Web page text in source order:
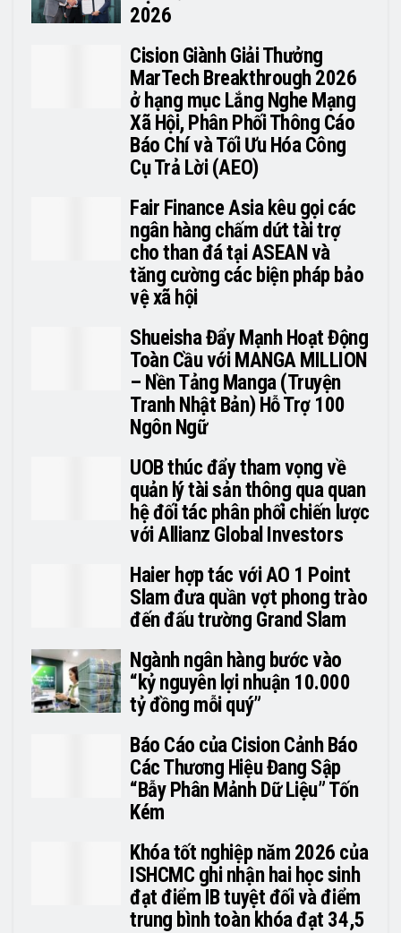
2026
Cision Giành Giải Thưởng
MarTech Breakthrough 2026
ở hạng mục Lắng Nghe Mạng
Xã Hội, Phân Phối Thông Cáo
Báo Chí và Tối Ưu Hóa Công
Cụ Trả Lời (AEO)
Fair Finance Asia kêu gọi các
ngân hàng chấm dứt tài trợ
cho than đá tại ASEAN và
tăng cường các biện pháp bảo
vệ xã hội
Shueisha Đẩy Mạnh Hoạt Động
Toàn Cầu với MANGA MILLION
– Nền Tảng Manga (Truyện
Tranh Nhật Bản) Hỗ Trợ 100
Ngôn Ngữ
UOB thúc đẩy tham vọng về
quản lý tài sản thông qua quan
hệ đối tác phân phối chiến lược
với Allianz Global Investors
Haier hợp tác với AO 1 Point
Slam đưa quần vợt phong trào
đến đấu trường Grand Slam
Ngành ngân hàng bước vào
“kỷ nguyên lợi nhuận 10.000
tỷ đồng mỗi quý”
Báo Cáo của Cision Cảnh Báo
Các Thương Hiệu Đang Sập
“Bẫy Phân Mảnh Dữ Liệu” Tốn
Kém
Khóa tốt nghiệp năm 2026 của
ISHCMC ghi nhận hai học sinh
đạt điểm IB tuyệt đối và điểm
trung bình toàn khóa đạt 34,5